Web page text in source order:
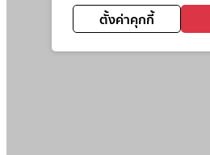
ตั้งค่าคุกกี้